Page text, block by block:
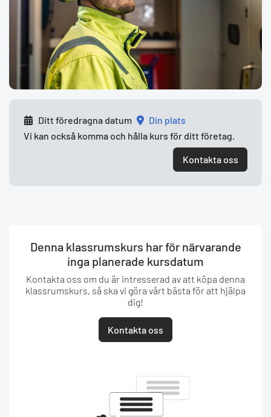
Ditt föredragna datum
din plats
Vi kan också komma och hålla kurs för ditt företag.
Kontakta oss
Denna klassrumskurs har för närvarande
inga planerade kursdatum
Kontakta oss om du är intresserad av att köpa denna
klassrumskurs, så ska vi göra vårt bästa för att hjälpa
dig!
Kontakta oss